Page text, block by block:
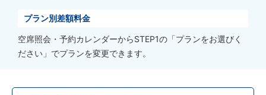
プラン別差額料金
空席照会・予約カレンダーからSTEP1の「プランをお選びく
ださい」でプランを変更できます。